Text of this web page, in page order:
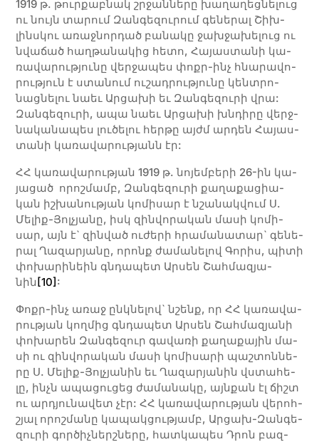
1919 թ. թուր­­քաբ­­նակ շրջան­­նե­­­րը խա­­­ղա­­­ղեց­­նե­­­լուց
ու նույն տա­րում Զան­գե­զու­րում գե­նե­րալ Շիխ­
լինս­կու ա­ռաջ­նոր­դած բա­նա­կը ջախ­ջա­խե­լուց ու
նվա­ճած հաղ­թա­նա­կից հե­­­տո, Հա­­­յաս­­տա­­­նի կա­­­
ռա­­­վա­­­րու­­թյու­­­նը վեր­­ջա­­­պես փոքր-ինչ հնա­­­րա­­­վո­­­
րու­­թյուն է ստա­­­նում ու­­­շա­­դրու­­թյու­­­նը կենտ­րո­­­
նաց­­նե­­­լու նաեւ Ար­­ցա­­խի եւ Զան­­գե­­­զու­­­րի վրա:
Զան­­գե­­­զու­­­րի, ա­­­պա նաեւ Ար­­ցա­­­խի խնդի­­­րը վերջ­
նա­­­կա­­­նա­­­պես լու­­­ծե­­­լու հեր­­թը այժմ ար­­դեն Հա­­­յաս­­
տա­­­նի կառա­­­վա­­­րու­­թյանն էր:
ՀՀ կա­ռա­վա­րու­թյան 1919 թ. նո­յեմ­բե­րի 26-ին կա­
յա­ցած որոշ­մամբ, Զան­գե­զու­րի քա­­­ղա­­­քա­­­ցիա­
կան իշ­խա­նու­թյան կո­­­մի­­­սար է նշա­նակ­վում Ս.
Մե­­­լիք-Յոլ­չյա­­­նը, իսկ զին­­վո­­­րա­­­կան մա­­­սի կո­­­մի­­­
սար, այն է` զին­ված ու­ժե­րի հրա­մա­նա­տար` գե­­­նե­­­
րալ Ղա­­­զա­­րյա­­­նը, ո­րոնք ժամանելով Գորիս, պի­տի
փո­խա­րի­նեին գնդա­պետ Ար­սեն Շահ­մա­զյա­
նին[10]:
Փոքր-ինչ ա­­­ռաջ ընկ­նե­­­լով` նշենք, որ ՀՀ կա­­­ռա­­­վա­­­
րու­­թյան կող­­մից գնդա­­­պետ Ար­­սեն Շահ­­մա­­զյա­­­նի
փո­­­խա­­­րեն Զան­­գե­­­զուր գա­­­վա­­­ռի քա­­­ղա­­­քա­­­յին մա­­­
սի ու զին­­վո­­­րա­­­կան մա­­­սի կո­­­մի­­­սա­­­րի պաշ­­տոն­­նե­­­
րը Ս. Մե­­­լիք-Յոլ­չյա­­­նին եւ Ղա­­­զա­­րյա­­­նին վստա­­­հե­­­
լը, ինչն ա­­­պա­­­ցու­­­ցեց ժա­­­մա­­­նա­­­կը, այն­քան էլ ճիշտ
ու ար­դյու­­­նա­­­վետ չէր: ՀՀ կա­­­ռա­­­վա­­­րու­­թյան վե­­­րոհ­
շյալ ո­­­րոշ­­մա­­­նը կա­­­պակ­­ցու­­թյամբ, Ար­­ցախ-Զան­­գե­­
զու­­րի գոր­­ծիչ­­ներշ­նե­­րը, հատ­­կա­­պես Դրոն բազ­­